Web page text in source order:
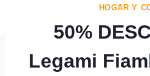
HOGAR Y
50%
Legami